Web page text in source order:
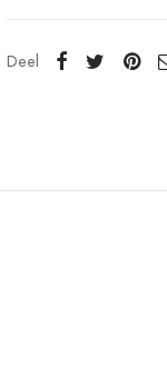
Deel